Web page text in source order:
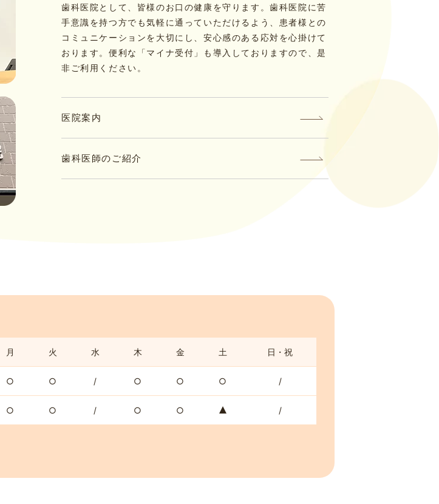
歯科医院として、皆様のお口の健康を守ります。歯科医院に苦
手意識を持つ方でも気軽に通っていただけるよう、患者様との
コミュニケーションを大切にし、安心感のある応対を心掛けて
おります。便利な「マイナ受付」も導入しておりますので、是
非ご利用ください。
医院案内
歯科医師のご紹介
月 火 水 木 金 土 日・祝
○ ○ / ○ ○ ○ /
○ ○ / ○ ○ /